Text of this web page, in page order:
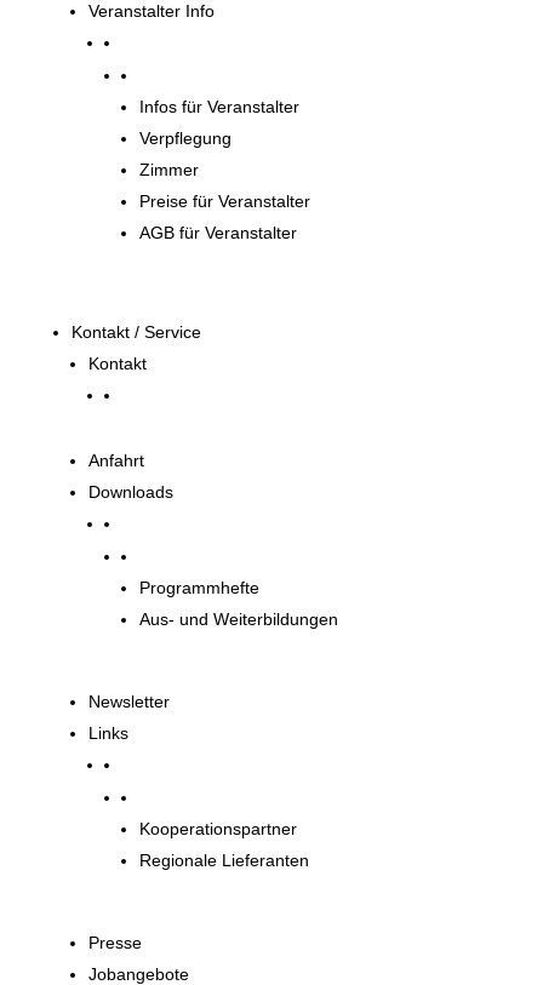
Veranstalter Info
Infos für Veranstalter
Verpflegung
Zimmer
Preise für Veranstalter
AGB für Veranstalter
Kontakt / Service
Kontakt
Anfahrt
Downloads
Programmhefte
Aus- und Weiterbildungen
Newsletter
Links
Kooperationspartner
Regionale Lieferanten
Presse
Jobangebote